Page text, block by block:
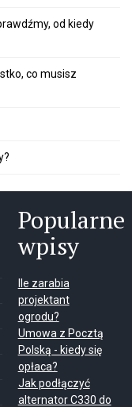
od kiedy
co musisz
Popularne
wpisy
Ile zarabia
projektant
ogrodu?
Umowa z Pocztą
Polską - kiedy się
opłaca?
Jak podłączyć
alternator C330 do